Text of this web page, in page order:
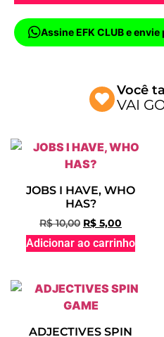
Assine EFK CLUB e
Você
VAI
JOBS I HAVE, WHO
HAS?
R$10,00 R$ 5,00
Adicionar ao carrinho
ADJECTIVES SPIN